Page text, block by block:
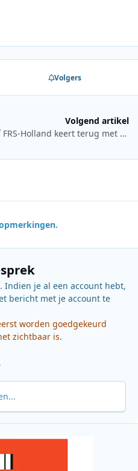
Volgers
Volgend artikel
FRS-Holland keert terug met eerste uitzending van 2026
Indien je al een account hebt,
bericht met je account te
worden goedgekeurd
zichtbaar is.